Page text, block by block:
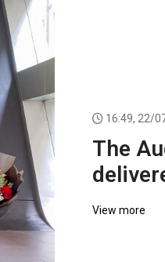
16:49, 22/
The
View more